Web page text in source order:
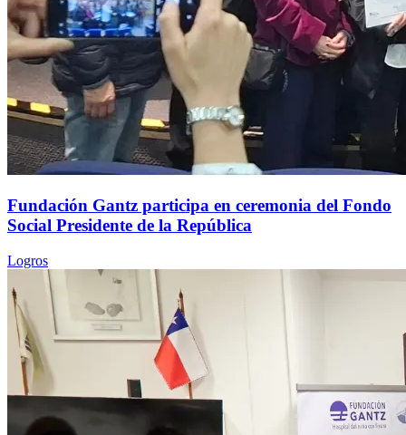
Fundación Gantz participa en ceremonia del Fondo
Social Presidente de la República
Logros